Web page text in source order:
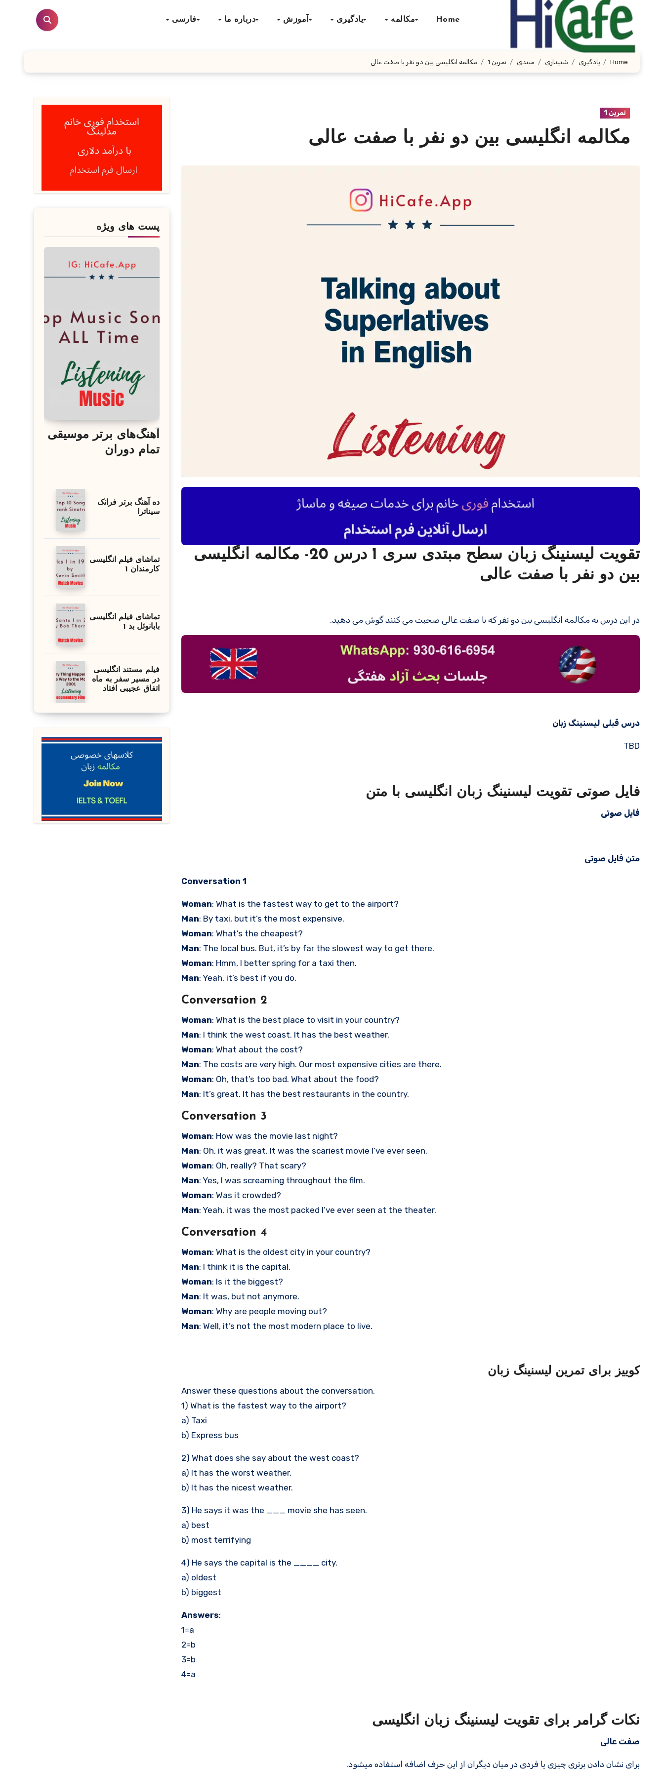
Home مکالمه یادگیری آموزش درباره ما فارسی
Home یادگیری شنیداری مبتدی تمرین 1 مکالمه انگلیسی بین دو نفر با صفت عالی
تمرین 1
مکالمه انگلیسی بین دو نفر با صفت عالی
تقویت لیسنینگ زبان سطح مبتدی سری 1 درس 20- مکالمه انگلیسی
بین دو نفر با صفت عالی
در این درس به مکالمه انگلیسی بین دو نفر که با صفت عالی صحبت می کنند گوش می دهید.
درس قبلی لیسنینگ زبان
TBD
فایل صوتی تقویت لیسنینگ زبان انگلیسی با متن
فایل صوتی
متن فایل صوتی
Conversation 1
Woman: What is the fastest way to get to the airport?
Man: By taxi, but it’s the most expensive.
Woman: What’s the cheapest?
Man: The local bus. But, it’s by far the slowest way to get there.
Woman: Hmm, I better spring for a taxi then.
Man: Yeah, it’s best if you do.
Conversation 2
Woman: What is the best place to visit in your country?
Man: I think the west coast. It has the best weather.
Woman: What about the cost?
Man: The costs are very high. Our most expensive cities are there.
Woman: Oh, that’s too bad. What about the food?
Man: It’s great. It has the best restaurants in the country.
Conversation 3
Woman: How was the movie last night?
Man: Oh, it was great. It was the scariest movie I’ve ever seen.
Woman: Oh, really? That scary?
Man: Yes, I was screaming throughout the film.
Woman: Was it crowded?
Man: Yeah, it was the most packed I’ve ever seen at the theater.
Conversation 4
Woman: What is the oldest city in your country?
Man: I think it is the capital.
Woman: Is it the biggest?
Man: It was, but not anymore.
Woman: Why are people moving out?
Man: Well, it’s not the most modern place to live.
کوییز برای تمرین لیسنینگ زبان
Answer these questions about the conversation.
1) What is the fastest way to the airport?
a) Taxi
b) Express bus
2) What does she say about the west coast?
a) It has the worst weather.
b) It has the nicest weather.
3) He says it was the ___ movie she has seen.
a) best
b) most terrifying
4) He says the capital is the ____ city.
a) oldest
b) biggest
Answers:
1=a
2=b
3=b
4=a
نکات گرامر برای تقویت لیسنینگ زبان انگلیسی
صفت عالی
برای نشان دادن برتری چیزی یا فردی در میان دیگران از این حرف اضافه استفاده می­شود.
پست های ویژه
آهنگ‌های برتر موسیقی
تمام دوران
ده آهنگ برتر فرانک
سیناترا
تماشای فیلم انگلیسی
کارمندان 1
تماشای فیلم انگلیسی
بابانوئل بد 1
فیلم مستند انگلیسی
در مسیر سفر به ماه
اتفاق عجیبی افتاد